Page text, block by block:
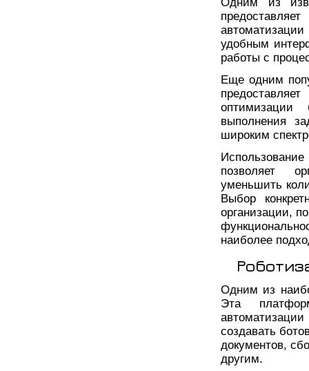
удобным
работы с
Еще одним
оптимизации
выполнения
широким
позволяет
уменьшить
Выбор
организации,
наиболее
Одним из
Эта
создавать
документов,
другим.